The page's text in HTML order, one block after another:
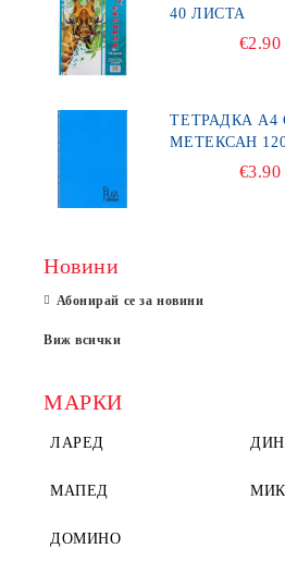
40 ЛИСТА
€2.90
ТЕТРАДКА А4
€3.90
Новини
Абонирай се за новини
Виж всички
МАРКИ
ЛАРЕД
МАПЕД
ДОМИНО